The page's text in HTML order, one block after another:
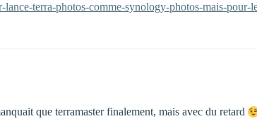
terra-photos-comme-synology-photos-mais-pour-
que terramaster finalement, mais avec du retard